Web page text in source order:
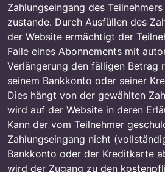
Zahlungseingang des
zustande. Durch Ausfüllen des
der Website ermächtigt der
Falle eines Abonnements mit
Verlängerung den fälligen Betrag
seinem Bankkonto oder seiner
Dies hängt von der gewählten
wird auf der Website in deren
Kann der vom Teilnehmer
Zahlungseingang nicht
Bankkonto oder der Kreditkarte
wird der Zugang zu den